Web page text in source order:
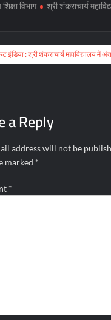
विभाग श्री शंकराचार्य
इंडिया : श्री शंकराचार्य महाविद्यालय में
a Reply
address will not be
marked *
*